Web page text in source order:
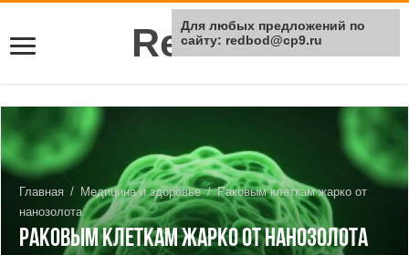
Rei Red
Главная / Медицина и здоровье / Раковым клеткам жарко от
нанозолота
Раковым клеткам жарко от нанозолота
Для любых предложений по
сайту: redbod@cp9.ru